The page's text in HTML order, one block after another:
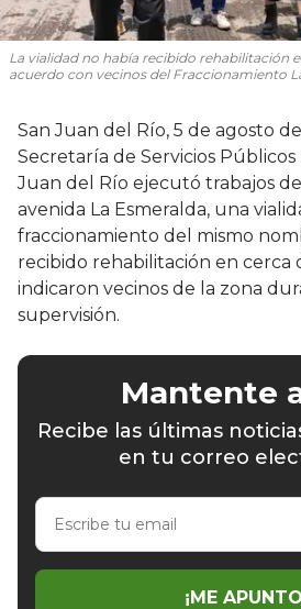
La vialidad no había recibido rehabilitación
acuerdo con vecinos del Fraccionamiento
San Juan del Río, 5 de agosto
Secretaría de Servicios
Juan del Río ejecutó trabajos
avenida La Esmeralda, una
fraccionamiento del mismo
recibido rehabilitación en cerca
indicaron vecinos de la zona
supervisión.
Mantente
Recibe las últimas
en tu correo
Escribe
email
¡ME